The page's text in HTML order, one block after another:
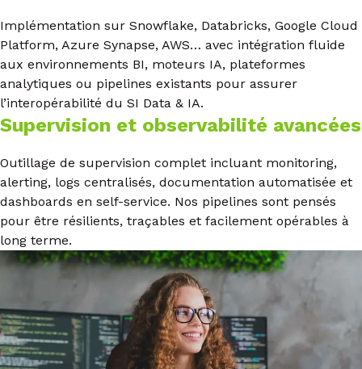
Implémentation sur Snowflake, Databricks, Google Cloud
Platform, Azure Synapse, AWS… avec intégration fluide
aux environnements BI, moteurs IA, plateformes
analytiques ou pipelines existants pour assurer
l’interopérabilité du SI Data & IA.
Supervision et observabilité avancées
Outillage de supervision complet incluant monitoring,
alerting, logs centralisés, documentation automatisée et
dashboards en self-service. Nos pipelines sont pensés
pour être résilients, traçables et facilement opérables à
long terme.